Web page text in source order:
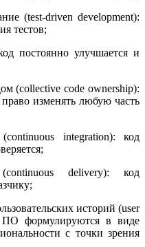
(test-driven development):
тестов;
постоянно улучшается и
(collective code ownership):
изменять любую часть
integration): код
delivery): код
историй (user
ПО формулируются в виде
с точки зрения